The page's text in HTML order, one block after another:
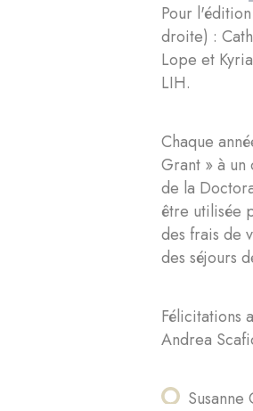
Pour
droite) :
Lope et
LIH.
Chaque
Grant » à
de la
être utilisée
des frais de
des séjours
Félicitations
Andrea